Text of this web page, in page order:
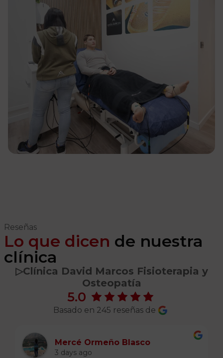
Reseñas
Lo que dicen de nuestra
clínica
▷️Clínica David Marcos Fisioterapia y
Osteopatía
5.0
Basado en 245 reseñas de
Mercé Ormeño Blasco
3 days ago